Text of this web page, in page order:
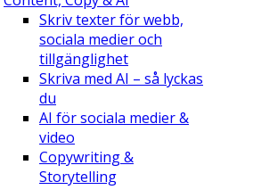
Skriv texter för webb,
sociala medier och
tillgänglighet
Skriva med AI – så lyckas
du
AI för sociala medier &
video
Copywriting &
Storytelling